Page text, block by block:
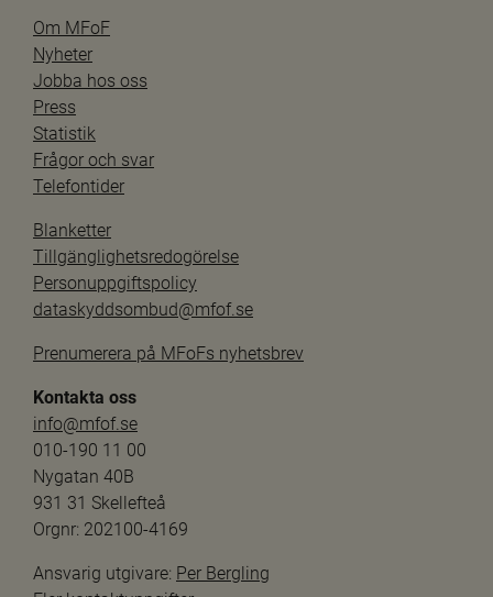
Om MFoF
Nyheter
Jobba hos oss
Press
Statistik
Frågor och svar
Telefontider
Blanketter
Tillgänglighetsredogörelse
Personuppgiftspolicy
dataskyddsombud@mfof.se
Prenumerera på MFoFs nyhetsbrev
Kontakta oss
info@mfof.se
010-190 11 00
Nygatan 40B
931 31 Skellefteå
Orgnr: 202100-4169
Ansvarig utgivare: Per Bergling